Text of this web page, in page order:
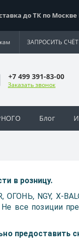
до ТК по Москве
ЗАПРОСИТЬ СЧЁТ
+7 499 391-83-00
Заказать звонок
Блог
в розницу.
NGY, X-
Не все позиции
предоставить